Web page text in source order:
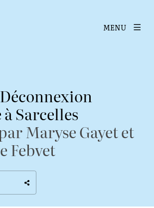
MENU
à Sarcelles
Maryse Gayet et
Febvet